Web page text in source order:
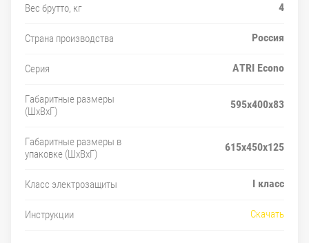
Вес брутто, кг 4
Страна производства Россия
Серия ATRI Econo
Габаритные размеры
(ШxВxГ)
595x400x83
Габаритные размеры в
упаковке (ШxВxГ)
615x450x125
Класс электрозащиты I класс
Инструкции Скачать